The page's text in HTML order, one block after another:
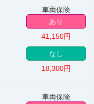
車両保険
あり
41,150円
なし
18,300円
車両保険